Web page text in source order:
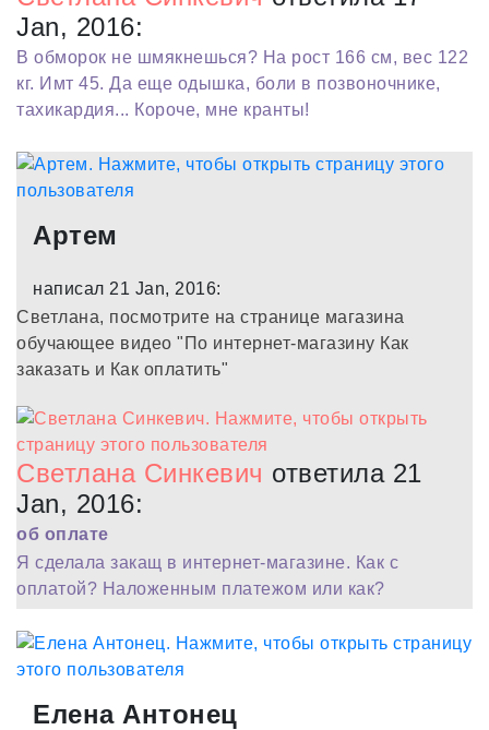
Jan, 2016:
В обморок не шмякнешься? На рост 166 см, вес 122
кг. Имт 45. Да еще одышка, боли в позвоночнике,
тахикардия... Короче, мне кранты!
Артем
написал 21 Jan, 2016:
Светлана, посмотрите на странице магазина
обучающее видео "По интернет-магазину Как
заказать и Как оплатить"
Светлана Синкевич ответила 21
Jan, 2016:
об оплате
Я сделала закащ в интернет-магазине. Как с
оплатой? Наложенным платежом или как?
Елена Антонец